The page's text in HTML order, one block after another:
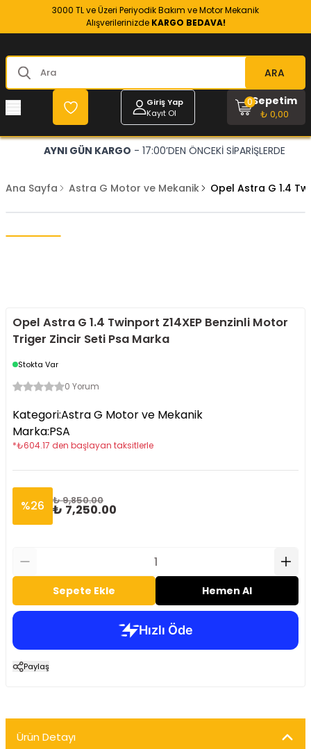
3000 TL ve Üzeri Periyodik Bakım ve Motor Mekanik
Alışverilerinizde KARGO BEDAVA!
ARA
Giriş Yap
Kayıt Ol
Sepetim
₺ 0,00
0
AYNI GÜN KARGO - 17:00’DEN ÖNCEKİ SİPARİŞLERDE
Ana Sayfa Astra G Motor ve Mekanik Opel Astra G 1.4
Opel Astra G 1.4 Twinport Z14XEP Benzinli Motor
Triger Zincir Seti Psa Marka
Stokta Var
0 Yorum
Kategori:Astra G Motor ve Mekanik
Marka:PSA
*₺604.17 den başlayan taksitlerle
%26 ₺ 9,850.00
₺ 7,250.00
Sepete Ekle Hemen Al
Paylaş
Ürün Detayı